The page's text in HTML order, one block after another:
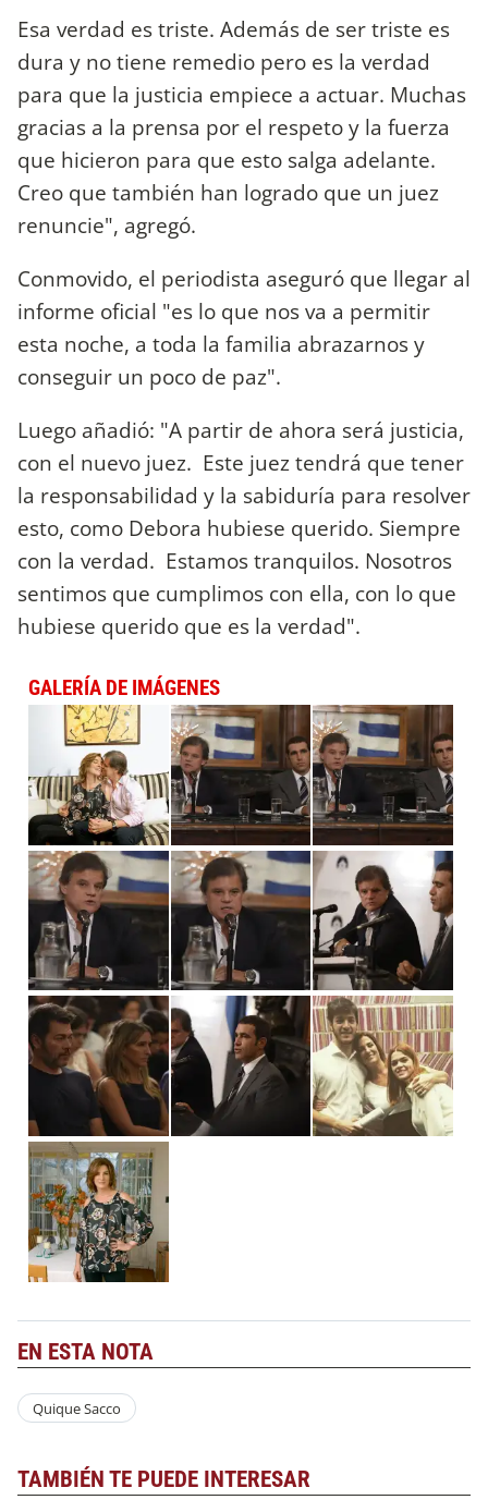
Esa verdad es triste. Además de ser triste es
dura y no tiene remedio pero es la verdad
para que la justicia empiece a actuar. Muchas
gracias a la prensa por el respeto y la fuerza
que hicieron para que esto salga adelante.
Creo que también han logrado que un juez
renuncie", agregó.
Conmovido, el periodista aseguró que llegar al
informe oficial "es lo que nos va a permitir
esta noche, a toda la familia abrazarnos y
conseguir un poco de paz".
Luego añadió: "A partir de ahora será justicia,
con el nuevo juez. Este juez tendrá que tener
la responsabilidad y la sabiduría para resolver
esto, como Debora hubiese querido. Siempre
con la verdad. Estamos tranquilos. Nosotros
sentimos que cumplimos con ella, con lo que
hubiese querido que es la verdad".
GALERÍA DE IMÁGENES
EN ESTA NOTA
Quique Sacco
TAMBIÉN TE PUEDE INTERESAR